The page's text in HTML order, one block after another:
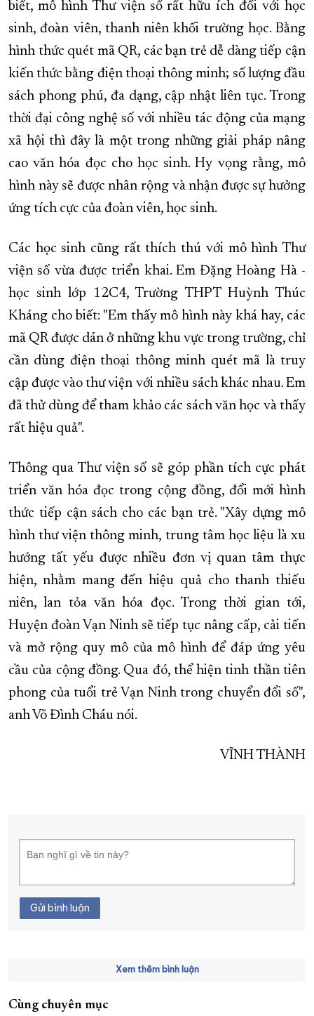
biết, mô hình Thư viện số rất hữu ích đối với học
sinh, đoàn viên, thanh niên khối trường học. Bằng
hình thức quét mã QR, các bạn trẻ dễ dàng tiếp cận
kiến thức bằng điện thoại thông minh; số lượng đầu
sách phong phú, đa dạng, cập nhật liên tục. Trong
thời đại công nghệ số với nhiều tác động của mạng
xã hội thì đây là một trong những giải pháp nâng
cao văn hóa đọc cho học sinh. Hy vọng rằng, mô
hình này sẽ được nhân rộng và nhận được sự hưởng
ứng tích cực của đoàn viên, học sinh.
Các học sinh cũng rất thích thú với mô hình Thư
viện số vừa được triển khai. Em Đặng Hoàng Hà -
học sinh lớp 12C4, Trường THPT Huỳnh Thúc
Kháng cho biết: "Em thấy mô hình này khá hay, các
mã QR được dán ở những khu vực trong trường, chỉ
cần dùng điện thoại thông minh quét mã là truy
cập được vào thư viện với nhiều sách khác nhau. Em
đã thử dùng để tham khảo các sách văn học và thấy
rất hiệu quả".
Thông qua Thư viện số sẽ góp phần tích cực phát
triển văn hóa đọc trong cộng đồng, đổi mới hình
thức tiếp cận sách cho các bạn trẻ. "Xây dựng mô
hình thư viện thông minh, trung tâm học liệu là xu
hướng tất yếu được nhiều đơn vị quan tâm thực
hiện, nhằm mang đến hiệu quả cho thanh thiếu
niên, lan tỏa văn hóa đọc. Trong thời gian tới,
Huyện đoàn Vạn Ninh sẽ tiếp tục nâng cấp, cải tiến
và mở rộng quy mô của mô hình để đáp ứng yêu
cầu của cộng đồng. Qua đó, thể hiện tinh thần tiên
phong của tuổi trẻ Vạn Ninh trong chuyển đổi số",
anh Võ Đình Cháu nói.
VĨNH THÀNH
Gửi bình luận
Xem thêm bình luận
Cùng chuyên mục